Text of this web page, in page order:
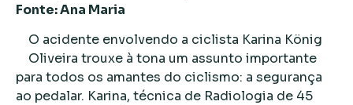
Fonte: Ana Maria
O acidente envolvendo a ciclista Karina König
Oliveira trouxe à tona um assunto importante
para todos os amantes do ciclismo: a segurança
ao pedalar. Karina, técnica de Radiologia de 45